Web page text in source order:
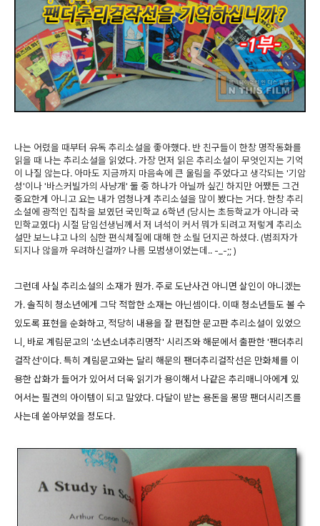
나는 어렸을 때부터 유독 추리소설을 좋아했다. 반 친구들이 한창 명작동화를
읽을 때 나는 추리소설을 읽었다. 가장 먼저 읽은 추리소설이 무엇인지는 기억
이 나질 않는다. 아마도 지금까지 마음속에 큰 울림을 주었다고 생각되는 '기암
성'이나 '바스커빌가의 사냥개' 둘 중 하나가 아닐까 싶긴 하지만 어쨌든 그건
중요한게 아니고 요는 내가 엄청나게 추리소설을 많이 봤다는 거다. 한창 추리
소설에 광적인 집착을 보였던 국민학교 6학년 (당시는 초등학교가 아니라 국
민학교였다) 시절 담임선생님께서 저 녀석이 커서 뭐가 되려고 저렇게 추리소
설만 보느냐고 나의 심한 편식체질에 대해 한 소릴 던지곤 하셨다. (범죄자가
되지나 않을까 우려하신걸까? 나름 모범생이었는데.. -_-;; )
그런데 사실 추리소설의 소재가 뭔가. 주로 도난사건 아니면 살인이 아니겠는
가. 솔직히 청소년에게 그닥 적합한 소재는 아닌셈이다. 이때 청소년들도 볼 수
있도록 표현을 순화하고, 적당히 내용을 잘 편집한 문고판 추리소설이 있었으
니, 바로 계림문고의 '소년소녀추리명작' 시리즈와 해문에서 출판한 '팬더추리
걸작선'이다. 특히 계림문고와는 달리 해문의 팬더추리걸작선은 만화체를 이
용한 삽화가 들어가 있어서 더욱 읽기가 용이해서 나같은 추리매니아에게 있
어서는 필견의 아이템이 되고 말았다. 다달이 받는 용돈을 몽땅 팬더시리즈를
사는데 쏟아부었을 정도다.